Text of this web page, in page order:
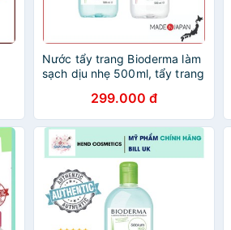
Nước tẩy trang Bioderma làm
sạch dịu nhẹ 500ml, tẩy trang
Maneki Cosme299.000 đ